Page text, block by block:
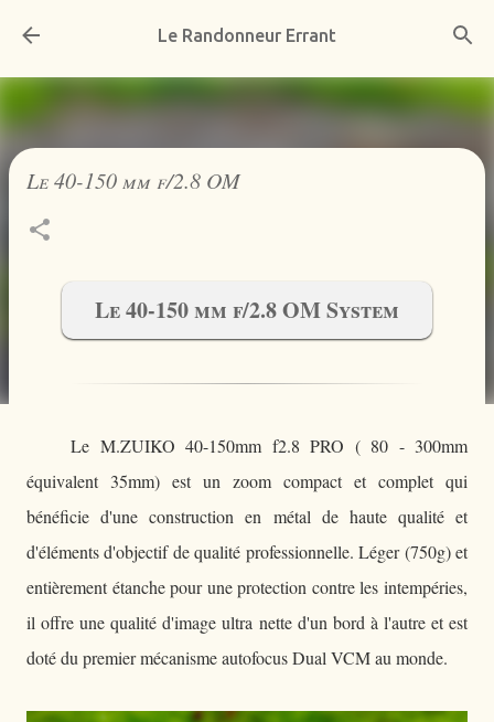
Accéder au contenu principal
Le Randonneur Errant
Le 40-150 mm f/2.8 OM
Le 40-150 mm f/2.8 OM System
Le M.ZUIKO 40-150mm f2.8 PRO ( 80 - 300mm
équivalent 35mm) est un zoom compact et complet qui
bénéficie d'une construction en métal de haute qualité et
d'éléments d'objectif de qualité professionnelle. Léger (750g) et
entièrement étanche pour une protection contre les intempéries,
il offre une qualité d'image ultra nette d'un bord à l'autre et est
doté du premier mécanisme autofocus Dual VCM au monde.